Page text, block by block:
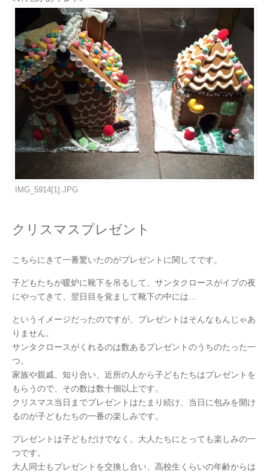
IMG_5914[1].JPG
クリスマスプレゼント
こちらにきて一番驚いたのがプレゼントに関してです。
子どもたちが暖炉に靴下を吊るして、サンタクロースがイブの夜
にやってきて、翌日目を覚まして靴下の中には…
というイメージだったのですが、プレゼントはそんなもんじゃあ
りません。
サンタクロースがくれるのは数あるプレゼントのうちのたった一
つ。
家族や親戚、知り合い、近所の人から子どもたちはプレゼントを
もらうので、その数は数十個以上です。
クリスマス当日までプレゼントはたまり続け、当日に包みを開け
るのが子どもたちの一番の楽しみです。
プレゼントは子どもだけでなく、大人たちにとっても楽しみの一
つです。
大人同士もプレゼントを交換し合い、高校生くらいの年齢からは